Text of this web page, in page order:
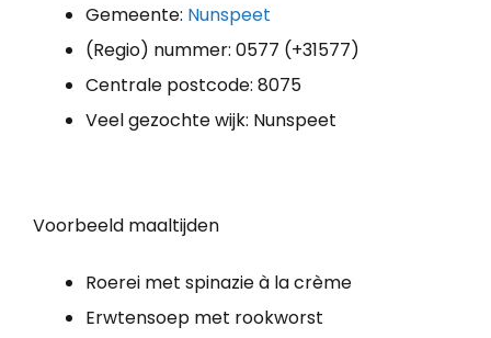
Gemeente: Nunspeet
(Regio) nummer: 0577 (+31577)
Centrale postcode: 8075
Veel gezochte wijk: Nunspeet
Voorbeeld maaltijden
Roerei met spinazie à la crème
Erwtensoep met rookworst